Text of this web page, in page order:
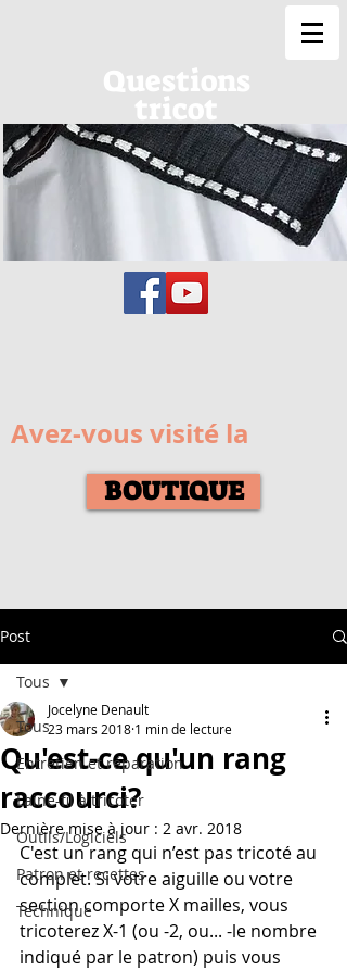
Questions
tricot
Avez-vous visité la
BOUTIQUE
Post
Tous
Entretien et réparation
Laine-fil à tricoter
Outils/Logiciels
Patron et recettes
Technique
Tous
Qu'est-ce qu'un rang
raccourci?
Jocelyne Denault
23 mars 2018 1 min de lecture
Dernière mise à jour : 2 avr. 2018
C'est un rang qui n’est pas tricoté au
complet. Si votre aiguille ou votre
section comporte X mailles, vous
tricoterez X-1 (ou -2, ou... -le nombre
indiqué par le patron) puis vous